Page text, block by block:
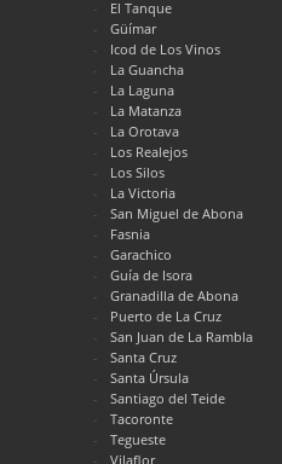
El Tanque
Güímar
Icod de Los Vinos
La Guancha
La Laguna
La Matanza
La Orotava
Los Realejos
Los Silos
La Victoria
San Miguel de Abona
Fasnia
Garachico
Guía de Isora
Granadilla de Abona
Puerto de La Cruz
San Juan de La Rambla
Santa Cruz
Santa Úrsula
Santiago del Teide
Tacoronte
Tegueste
Vilaflor